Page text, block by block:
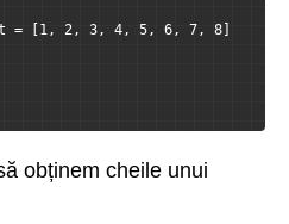
[1, 2, 3, 4, 5, 6, 7, 8]
obținem cheile unui